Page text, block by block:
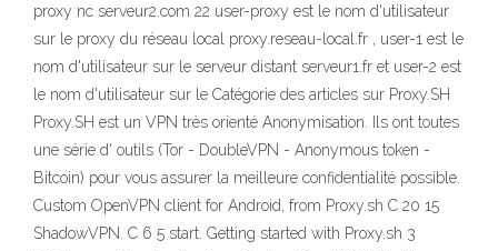
proxy nc serveur2.com 22 user-proxy est le nom d'utilisateur
sur le proxy du réseau local proxy.reseau-local.fr , user-1 est le
nom d'utilisateur sur le serveur distant serveur1.fr et user-2 est
le nom d'utilisateur sur le Catégorie des articles sur Proxy.SH
Proxy.SH est un VPN très orienté Anonymisation. Ils ont toutes
une série d' outils (Tor - DoubleVPN - Anonymous token -
Bitcoin) pour vous assurer la meilleure confidentialité possible.
Custom OpenVPN client for Android, from Proxy.sh C 20 15
ShadowVPN. C 6 5 start. Getting started with Proxy.sh 3